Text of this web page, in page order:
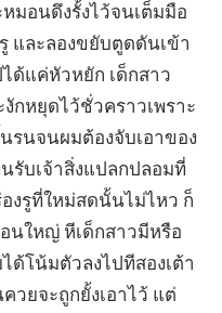
มอนดึงรั้งไว้จนเต็มมือ
และลองขยับตูดดันเข้า
ด้แค่หัวหยัก เด็กสาว
กหยุดไว้ชั่วคราวเพราะ
รนจนผมต้องจับเอาของ
นรับเจ้าสิ่งแปลกปลอมที่
งรูที่ใหม่สดนั้นไม่ไหว ก็
นใหญ่ หีเด็กสาวมีหรือ
ด้โน้มตัวลงไปทีสองเต้า
วยจะถูกยั้งเอาไว้ แต่